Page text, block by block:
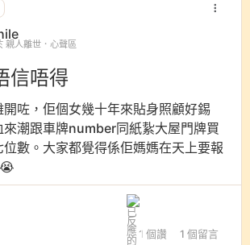
親人離世．心聲區
信唔得
咗，佢個女幾十年來貼身照顧好錫
來潮跟車牌number同紙紥大屋門牌買
數。大家都覺得係佢媽媽在天上要報
1 個讚 1 個留言